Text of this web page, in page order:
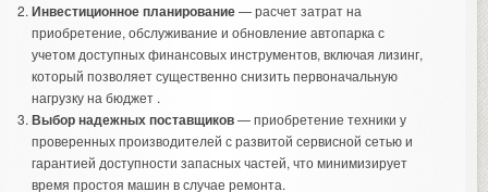
Инвестиционное планирование— расчет затрат на
приобретение, обслуживание и обновление автопарка с
учетом доступных финансовых инструментов, включая лизинг,
который позволяет существенно снизить первоначальную
нагрузку на бюджет .
Выбор надежных поставщиков— приобретение техники у
проверенных производителей с развитой сервисной сетью и
гарантией доступности запасных частей, что минимизирует
время простоя машин в случае ремонта.